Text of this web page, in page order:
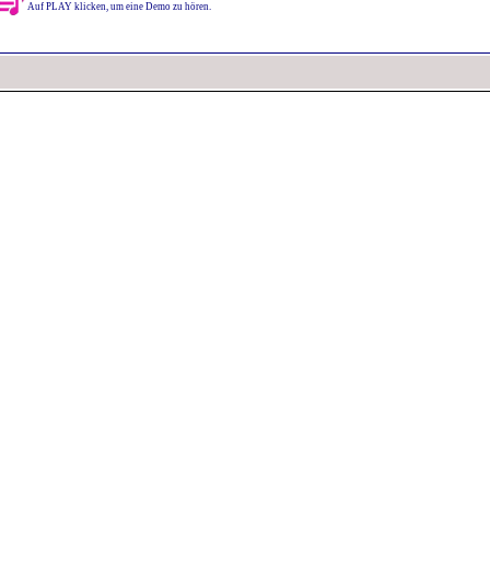
Auf PLAY klicken, um eine Demo zu hören.